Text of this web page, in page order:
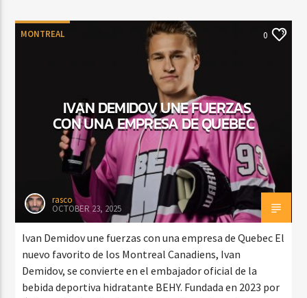
MONTREAL 0
IVAN DEMIDOV UNE FUERZAS
CON UNA EMPRESA DE QUEBEC
rasco
OCTOBER 23, 2025
Ivan Demidov une fuerzas con una empresa de Quebec El
nuevo favorito de los Montreal Canadiens, Ivan
Demidov, se convierte en el embajador oficial de la
bebida deportiva hidratante BEHY. Fundada en 2023 por